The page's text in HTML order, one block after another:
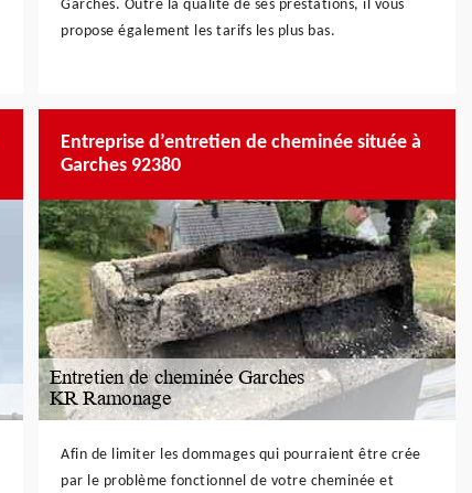
Garches. Outre la qualité de ses prestations, il vous
propose également les tarifs les plus bas.
Entreprise d’entretien de cheminée située à
Garches 92380
Afin de limiter les dommages qui pourraient être crée
par le problème fonctionnel de votre cheminée et